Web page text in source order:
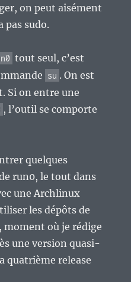
on peut aisément
pas sudo.
tout seul, c’est
su . On est
Si on entre une
, l’outil se comporte
quelques
run0, le tout dans
une Archlinux
les dépôts de
moment où je rédige
une version quasi-
quatrième release